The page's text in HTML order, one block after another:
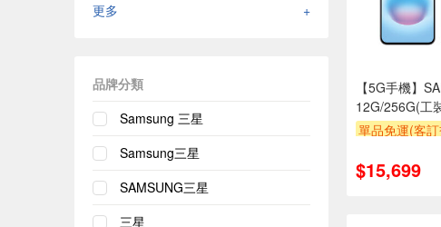
更多
+
品牌分類
Samsung 三星
Samsung三星
SAMSUNG三星
三星
【5G手機】
12G/256G(工
單品免運(客
$15,699